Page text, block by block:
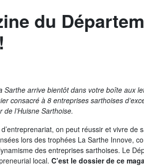
du
Sarthe arrive bientôt dans votre boîte aux
consacré à 8 entreprises sarthoises
l’Huisne Sarthoise.
on peut réussir et vivre
lors des trophées La Sarthe Innove,
des entreprises sarthoises. Le
local. C’est le dossier de ce